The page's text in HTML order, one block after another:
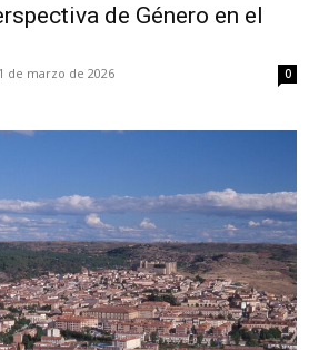
de Género en el
de marzo de 2026 0